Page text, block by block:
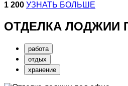
1 200 УЗНАТЬ БОЛЬШЕ
ОТДЕЛКА ЛОДЖИИ
работа
отдых
хранение